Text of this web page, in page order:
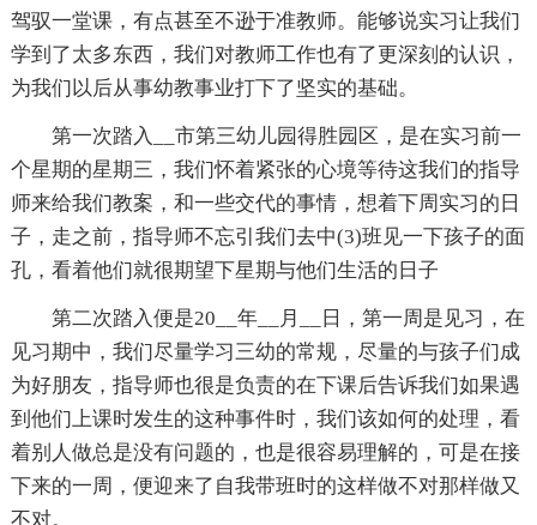
驾驭一堂课，有点甚至不逊于准教师。能够说实习让我们
学到了太多东西，我们对教师工作也有了更深刻的认识，
为我们以后从事幼教事业打下了坚实的基础。
第一次踏入__市第三幼儿园得胜园区，是在实习前一
个星期的星期三，我们怀着紧张的心境等待这我们的指导
师来给我们教案，和一些交代的事情，想着下周实习的日
子，走之前，指导师不忘引我们去中(3)班见一下孩子的面
孔，看着他们就很期望下星期与他们生活的日子
第二次踏入便是20__年__月__日，第一周是见习，在
见习期中，我们尽量学习三幼的常规，尽量的与孩子们成
为好朋友，指导师也很是负责的在下课后告诉我们如果遇
到他们上课时发生的这种事件时，我们该如何的处理，看
着别人做总是没有问题的，也是很容易理解的，可是在接
下来的一周，便迎来了自我带班时的这样做不对那样做又
不对。